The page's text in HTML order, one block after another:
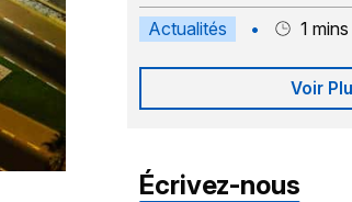
Actualités • 1
Voir
Écrivez-nous